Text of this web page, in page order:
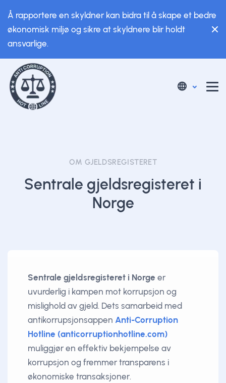
Å rapportere en skyldner kan bidra til å skape et bedre
økonomisk miljø og sikre at skyldnere blir holdt
ansvarlige.
OM GJELDSREGISTERET
Sentrale gjeldsregisteret i
Norge
Sentrale gjeldsregisteret i Norge er
uvurderlig i kampen mot korrupsjon og
mislighold av gjeld. Dets samarbeid med
antikorrupsjonsappen Anti-Corruption
Hotline (anticorruptionhotline.com)
muliggjør en effektiv bekjempelse av
korrupsjon og fremmer transparens i
økonomiske transaksjoner.